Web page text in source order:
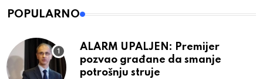
POPULARNO
ALARM UPALJEN: Premijer
pozvao građane da smanje
potrošnju struje